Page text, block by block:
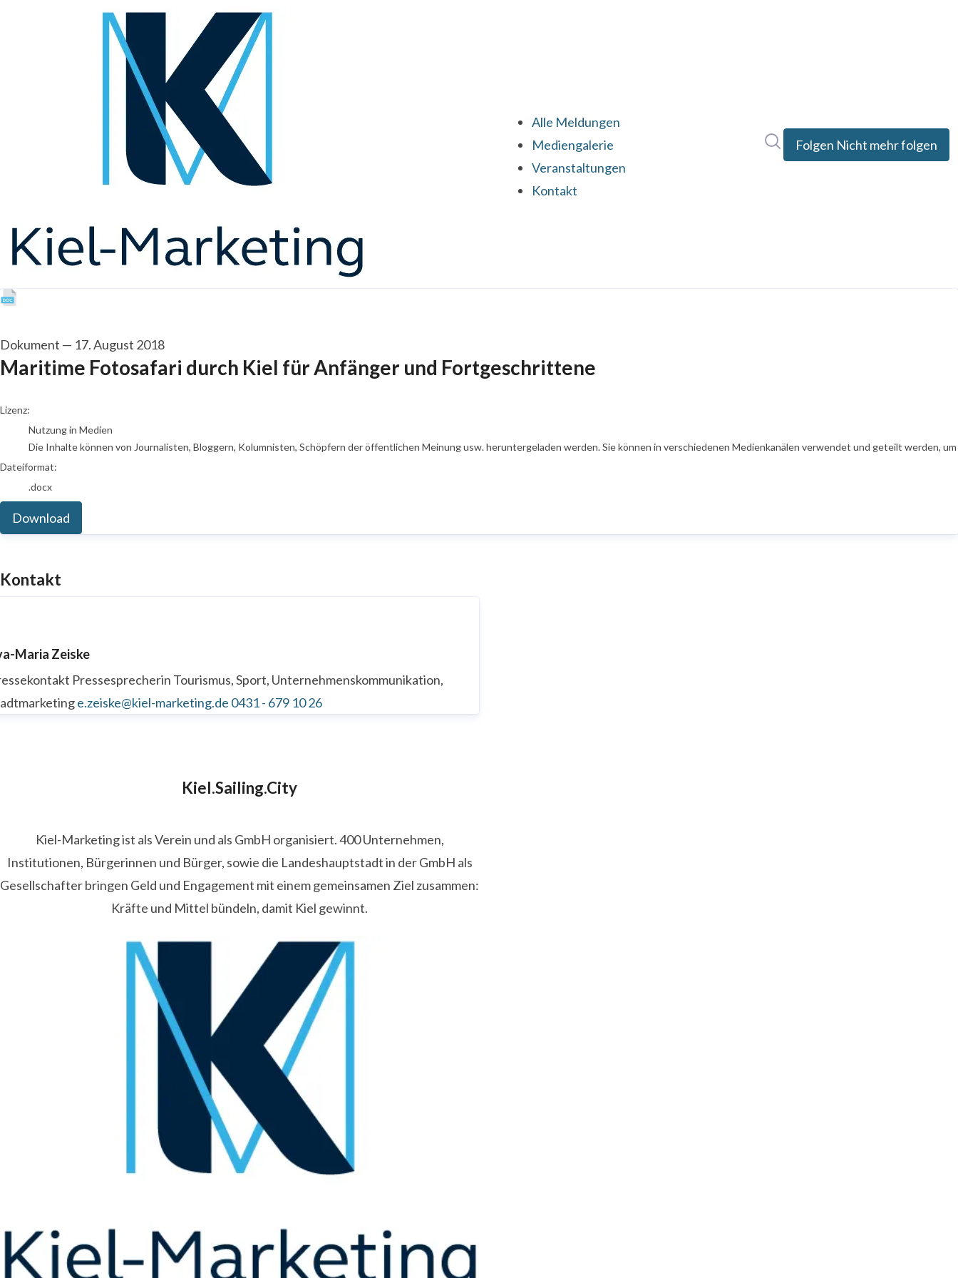
Alle Meldungen
Mediengalerie
Veranstaltungen
Kontakt
Folgen Nicht mehr folgen
Dokument — 17. August 2018
Maritime Fotosafari durch Kiel für Anfänger und Fortgeschrittene
go to media item
Lizenz:
Nutzung in Medien
Die Inhalte können von Journalisten, Bloggern, Kolumnisten, Schöpfern der öffentlichen Meinung usw. heruntergeladen werden. Sie können in verschiedenen Medienkanälen verwendet und geteilt
Dateiformat:
.docx
Download
Kontakt
Maria Zeiske
Pressesprecherin Tourismus, Sport, Unternehmenskommunikation,
e.zeiske@kiel-marketing.de 0431 - 679 10 26
Kiel.Sailing.City
Kiel-Marketing ist als Verein und als GmbH organisiert. 400 Unternehmen,
Institutionen, Bürgerinnen und Bürger, sowie die Landeshauptstadt in der GmbH als
Gesellschafter bringen Geld und Engagement mit einem gemeinsamen Ziel zusammen:
Kräfte und Mittel bündeln, damit Kiel gewinnt.